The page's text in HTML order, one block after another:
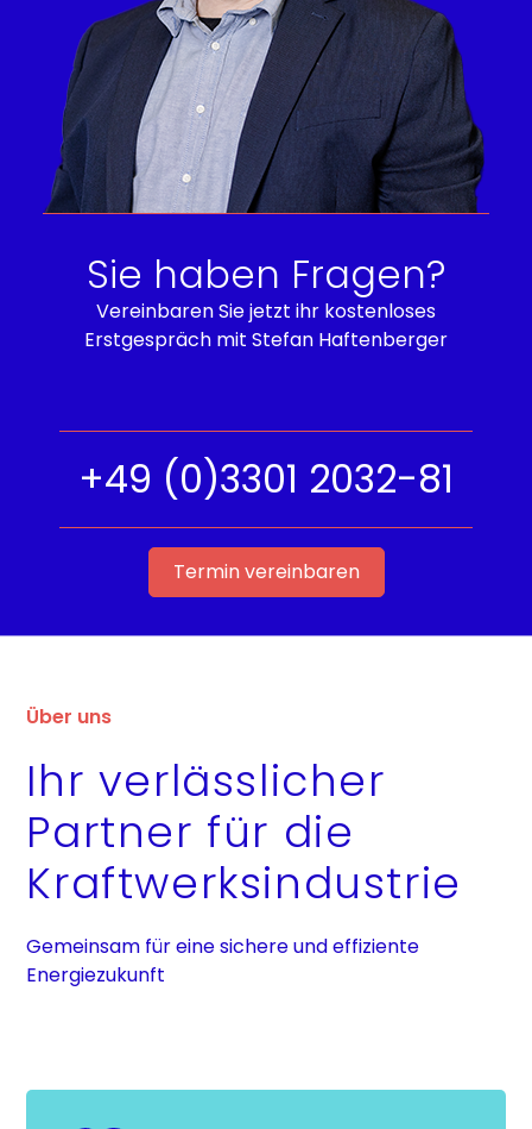
Sie haben Fragen?
Vereinbaren Sie jetzt ihr kostenloses
Erstgespräch mit Stefan Haftenberger
+49 (0)3301 2032-81
Termin vereinbaren
Über uns
Ihr verlässlicher
Partner für die
Kraftwerksindustrie
Gemeinsam für eine sichere und effiziente
Energiezukunft